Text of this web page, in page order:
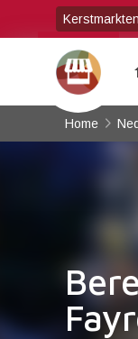
Home